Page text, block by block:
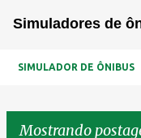
Simuladores de
SIMULADOR DE ÔNIBUS
Mostrando